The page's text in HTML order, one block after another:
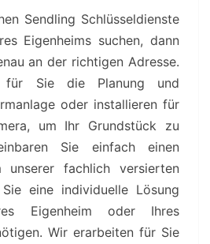
Sendling Schlüsseldienste
Eigenheims suchen, dann
an der richtigen Adresse.
für Sie die Planung und
oder installieren für
um Ihr Grundstück zu
Sie einfach einen
unserer fachlich versierten
eine individuelle Lösung
Eigenheim oder Ihres
Wir erarbeiten für Sie